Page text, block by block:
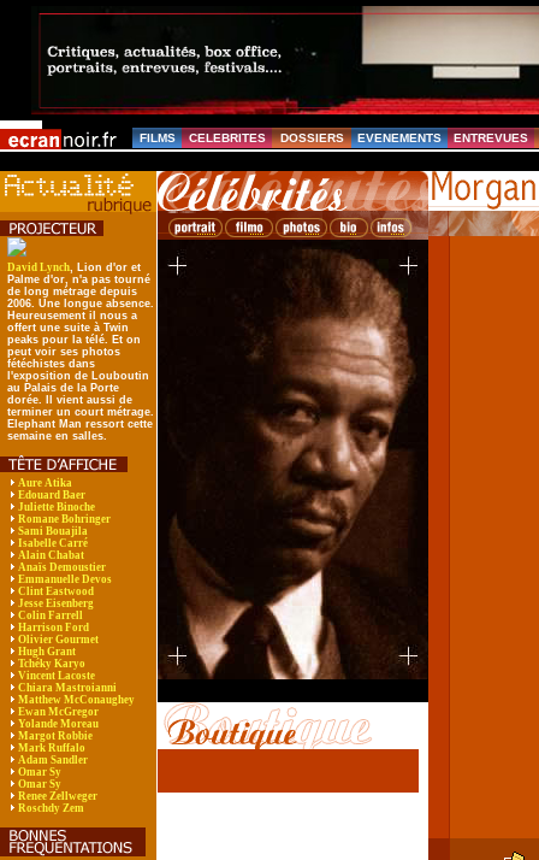
FILMS CELEBRITES DOSSIERS EVENEMENTS ENTREVUES
David Lynch, Lion d'or et
Palme d'or, n'a pas tourné
de long métrage depuis
2006. Une longue absence.
Heureusement il nous a
offert une suite à Twin
peaks pour la télé. Et on
peut voir ses photos
fétéchistes dans
l'exposition de Louboutin
au Palais de la Porte
dorée. Il vient aussi de
terminer un court métrage.
Elephant Man ressort cette
semaine en salles.
Aure Atika
Edouard Baer
Juliette Binoche
Romane Bohringer
Sami Bouajila
Isabelle Carré
Alain Chabat
Anaïs Demoustier
Emmanuelle Devos
Clint Eastwood
Jesse Eisenberg
Colin Farrell
Harrison Ford
Olivier Gourmet
Hugh Grant
Tchéky Karyo
Vincent Lacoste
Chiara Mastroianni
Matthew McConaughey
Ewan McGregor
Yolande Moreau
Margot Robbie
Mark Ruffalo
Adam Sandler
Omar Sy
Omar Sy
Renee Zellweger
Roschdy Zem